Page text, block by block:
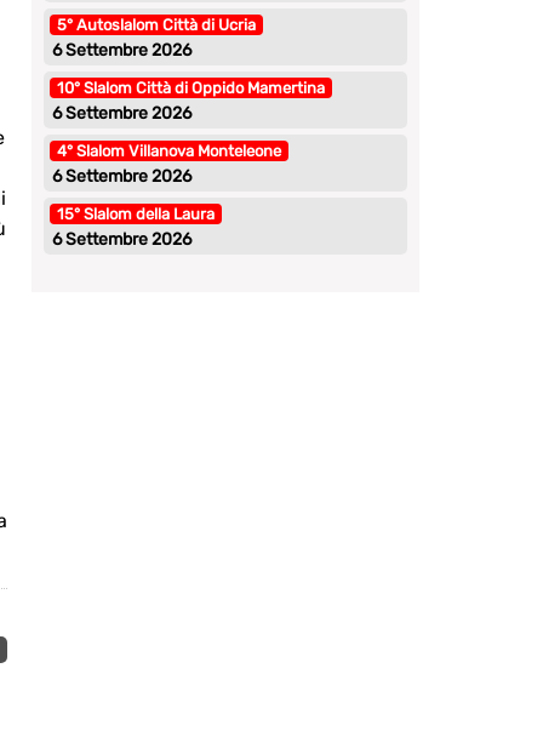
5° Autoslalom Città di Ucria
6 Settembre 2026
10° Slalom Città di Oppido Mamertina
6 Settembre 2026
4° Slalom Villanova Monteleone
6 Settembre 2026
15° Slalom della Laura
6 Settembre 2026